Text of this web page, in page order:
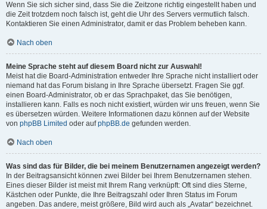
Wenn Sie sich sicher sind, dass Sie die Zeitzone richtig eingestellt haben und
die Zeit trotzdem noch falsch ist, geht die Uhr des Servers vermutlich falsch.
Kontaktieren Sie einen Administrator, damit er das Problem beheben kann.
Nach oben
Meine Sprache steht auf diesem Board nicht zur Auswahl!
Meist hat die Board-Administration entweder Ihre Sprache nicht installiert oder
niemand hat das Forum bislang in Ihre Sprache übersetzt. Fragen Sie ggf.
einen Board-Administrator, ob er das Sprachpaket, das Sie benötigen,
installieren kann. Falls es noch nicht existiert, würden wir uns freuen, wenn Sie
es übersetzen würden. Weitere Informationen dazu können auf der Website
von phpBB Limited oder aufphpBB.de gefunden werden.
Nach oben
Was sind das für Bilder, die bei meinem Benutzernamen angezeigt werden?
In der Beitragsansicht können zwei Bilder bei Ihrem Benutzernamen stehen.
Eines dieser Bilder ist meist mit Ihrem Rang verknüpft: Oft sind dies Sterne,
Kästchen oder Punkte, die Ihre Beitragszahl oder Ihren Status im Forum
angeben. Das andere, meist größere, Bild wird auch als „Avatar“ bezeichnet.